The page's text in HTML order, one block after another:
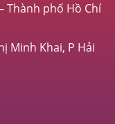
Thành phố Hồ Chí
Minh Khai, P Hải